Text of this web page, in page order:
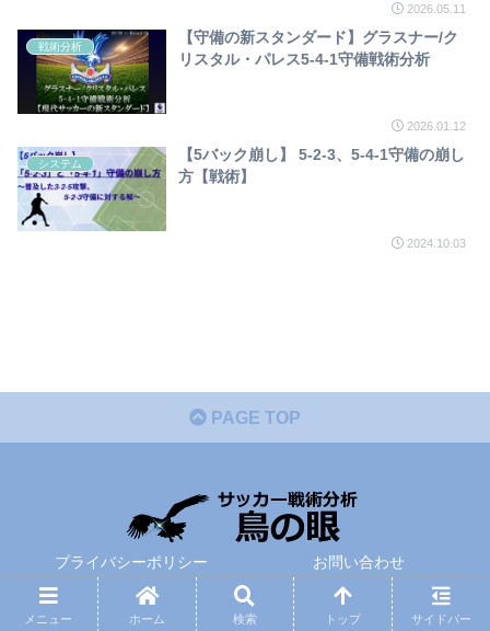
2026.05.11
戦術分析
【守備の新スタンダード】グラスナー/ク
リスタル・パレス5-4-1守備戦術分析
2026.01.12
システム
【5バック崩し】 5-2-3、5-4-1守備の崩し
方【戦術】
2024.10.03
PAGE TOP
プライバシーポリシー お問い合わせ
© 2018 サッカー戦術分析ブログ〜鳥の眼〜.
メニュー ホーム 検索 トップ サイドバー